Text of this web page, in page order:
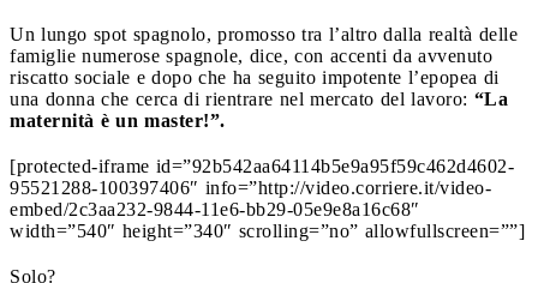
Un lungo spot spagnolo, promosso tra l’altro dalla realtà delle
famiglie numerose spagnole, dice, con accenti da avvenuto
riscatto sociale e dopo che ha seguito impotente l’epopea di
una donna che cerca di rientrare nel mercato del lavoro: “La
maternità è un master!”.
[protected-iframe id=”92b542aa64114b5e9a95f59c462d4602-
95521288-100397406″ info=”http://video.corriere.it/video-
embed/2c3aa232-9844-11e6-bb29-05e9e8a16c68″
width=”540″ height=”340″ scrolling=”no” allowfullscreen=””]
Solo?